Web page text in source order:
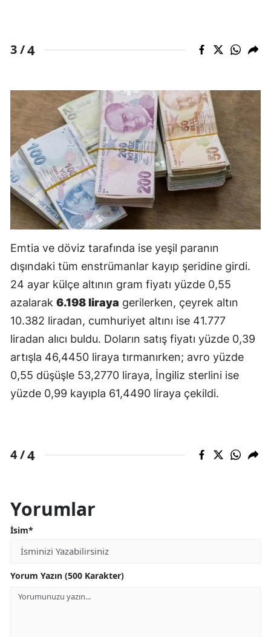
3 /4
Emtia ve döviz tarafında ise yeşil paranın
dışındaki tüm enstrümanlar kayıp şeridine girdi.
24 ayar külçe altının gram fiyatı yüzde 0,55
azalarak 6.198 liraya gerilerken, çeyrek altın
10.382 liradan, cumhuriyet altını ise 41.777
liradan alıcı buldu. Doların satış fiyatı yüzde 0,39
artışla 46,4450 liraya tırmanırken; avro yüzde
0,55 düşüşle 53,2770 liraya, İngiliz sterlini ise
yüzde 0,99 kayıpla 61,4490 liraya çekildi.
4 /4
Yorumlar
İsim*
Yorum Yazın (500 Karakter)